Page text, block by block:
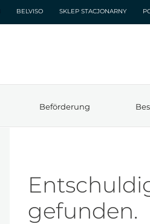
BELVISO SKLEP STACJONARNY
Beförderung
gefunden.